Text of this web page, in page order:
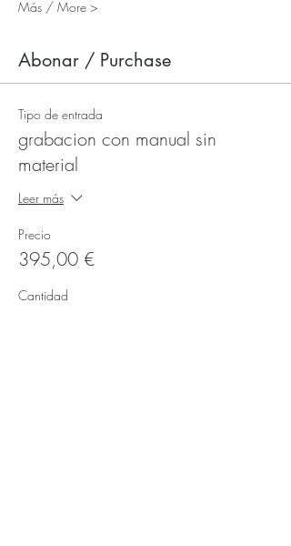
Más / More >
Abonar / Purchase
Tipo de entrada
grabacion con manual sin
material
Leer más
Precio
395,00 €
Cantidad